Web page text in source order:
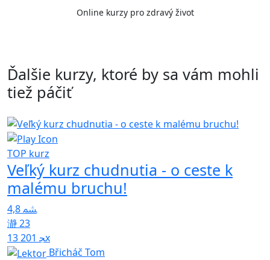
Online kurzy pro zdravý život
Ďalšie kurzy, ktoré by sa vám mohli
tiež páčiť
TOP kurz
Veľký kurz chudnutia - o ceste k
malému bruchu!
4,8
23
13 201x
Břicháč Tom